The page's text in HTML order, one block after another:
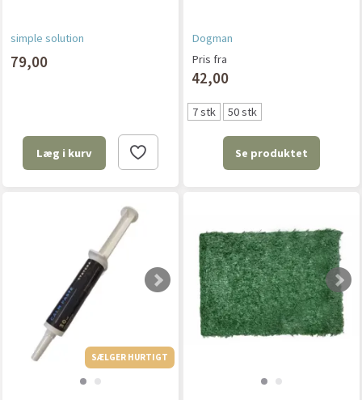
simple solution
79,00
Læg i kurv
Dogman
Pris fra
42,00
7 stk 50 stk
Se produktet
SÆLGER HURTIGT